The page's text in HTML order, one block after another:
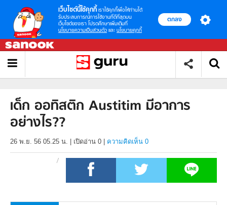
เว็บไซต์นี้ใช้คุกกี้ เราใช้คุกกี้เพื่อให้ท่านได้
รับประสบการณ์การใช้งานที่ดีที่สุดบน
เว็บไซต์ของเรา โปรดศึกษาเพิ่มเติมที่
นโยบายความเป็นส่วนตัว และ นโยบายคุกกี้
ตกลง
เด็ก ออทิสติก Austitim มีอาการ
อย่างไร??
26 พ.ย. 56 05.25 น. เปิดอ่าน 0 ความคิดเห็น 0